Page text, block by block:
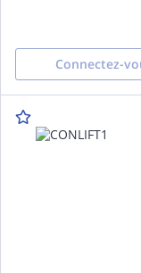
Connectez-